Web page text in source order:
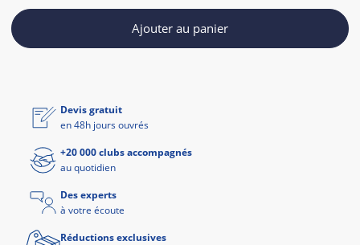
Ajouter au panier
Devis gratuit
en 48h jours ouvrés
+20 000 clubs accompagnés
au quotidien
Des experts
à votre écoute
Réductions exclusives